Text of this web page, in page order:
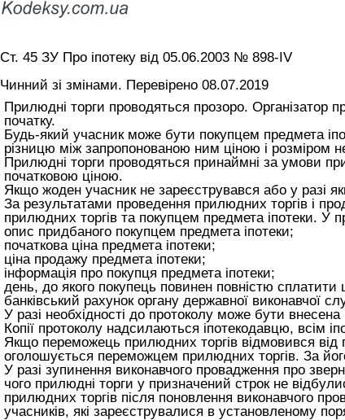
Ст. 45 ЗУ Про іпотеку вiд 05.06.2003 № 898-IV
Чинний зі змінами. Перевірено 08.07.2019
Прилюдні торги проводяться прозоро. Організатор
початку.
Будь-який учасник може бути покупцем предмета
різницю між запропонованою ним ціною і розміром
Прилюдні торги проводяться принаймні за умови
початковою ціною.
Якщо жоден учасник не зареєструвався або у разі
За результатами проведення прилюдних торгів і
прилюдних торгів та покупцем предмета іпотеки. У
опис придбаного покупцем предмета іпотеки;
початкова ціна предмета іпотеки;
ціна продажу предмета іпотеки;
інформація про покупця предмета іпотеки;
день, до якого покупець повинен повністю сплатити
банківський рахунок органу державної виконавчої
У разі необхідності до протоколу може бути
Копії протоколу надсилаються іпотекодавцю, всім
Якщо переможець прилюдних торгів відмовився від
оголошується переможцем прилюдних торгів. За
У разі зупинення виконавчого провадження про
чого прилюдні торги у призначений строк не
прилюдних торгів після поновлення виконавчого
учасників, які зареєструвалися в установленому